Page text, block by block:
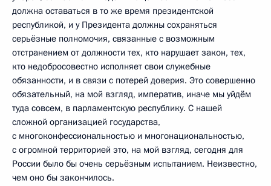
должна оставаться в то же время президентской
республикой, и у Президента должны сохраняться
серьёзные полномочия, связанные с возможным
отстранением от должности тех, кто нарушает закон, тех,
кто недобросовестно исполняет свои служебные
обязанности, и в связи с потерей доверия. Это совершенно
обязательный, на мой взгляд, императив, иначе мы уйдём
туда совсем, в парламентскую республику. С нашей
сложной организацией государства,
с многоконфессиональностью и многонациональностью,
с огромной территорией это, на мой взгляд, сегодня для
России было бы очень серьёзным испытанием. Неизвестно,
чем оно бы закончилось.